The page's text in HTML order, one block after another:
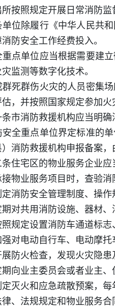
按照规定开展日常消防
单位除履行《中华人民共
防安全工作经费投入。
重点单位应当根据需要建
监测等数字化技术。
群死群伤火灾的人员密集
，并按照国家规定参加
市消防救援机构应当明
全重点单位界定标准的
）消防救援机构申报备案
住宅区的物业服务企业
接物业服务项目时，查验
定消防安全管理制度、操
期对共用消防设施、器材
照规定设置消防车通道标
强对电动自行车、电动摩
展防火检查，发现火灾隐
期向业主委员会或者业主
定灭火和应急疏散预案，
律、法规规定和物业服务